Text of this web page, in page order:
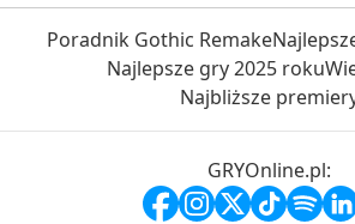
Poradnik Gothic Remake
Najlepsze gry 2025 roku
Najbliższe
GRYOnline.pl: